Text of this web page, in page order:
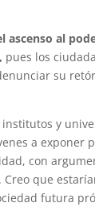
ascenso al
pues los
su
y
a exponer
con
que
futura